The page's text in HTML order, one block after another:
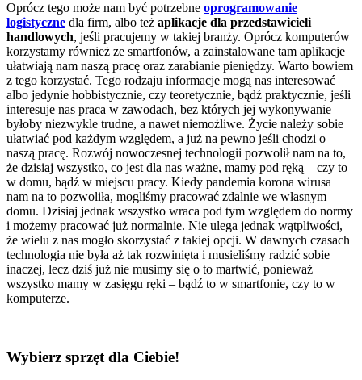
Oprócz tego może nam być potrzebne oprogramowanie
logistyczne dla firm, albo też aplikacje dla przedstawicieli
handlowych, jeśli pracujemy w takiej branży. Oprócz komputerów
korzystamy również ze smartfonów, a zainstalowane tam aplikacje
ułatwiają nam naszą pracę oraz zarabianie pieniędzy. Warto bowiem
z tego korzystać. Tego rodzaju informacje mogą nas interesować
albo jedynie hobbistycznie, czy teoretycznie, bądź praktycznie, jeśli
interesuje nas praca w zawodach, bez których jej wykonywanie
byłoby niezwykle trudne, a nawet niemożliwe. Życie należy sobie
ułatwiać pod każdym względem, a już na pewno jeśli chodzi o
naszą pracę. Rozwój nowoczesnej technologii pozwolił nam na to,
że dzisiaj wszystko, co jest dla nas ważne, mamy pod ręką – czy to
w domu, bądź w miejscu pracy. Kiedy pandemia korona wirusa
nam na to pozwoliła, mogliśmy pracować zdalnie we własnym
domu. Dzisiaj jednak wszystko wraca pod tym względem do normy
i możemy pracować już normalnie. Nie ulega jednak wątpliwości,
że wielu z nas mogło skorzystać z takiej opcji. W dawnych czasach
technologia nie była aż tak rozwinięta i musieliśmy radzić sobie
inaczej, lecz dziś już nie musimy się o to martwić, ponieważ
wszystko mamy w zasięgu ręki – bądź to w smartfonie, czy to w
komputerze.
Wybierz sprzęt dla Ciebie!